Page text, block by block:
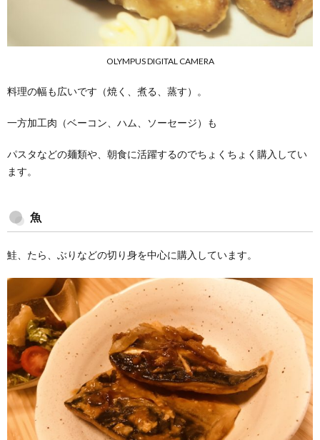
OLYMPUS DIGITAL CAMERA
料理の幅も広いです（焼く、煮る、蒸す）。
一方加工肉（ベーコン、ハム、ソーセージ）も
パスタなどの麺類や、朝食に活躍するのでちょくちょく購入してい
ます。
魚
鮭、たら、ぶりなどの切り身を中心に購入しています。